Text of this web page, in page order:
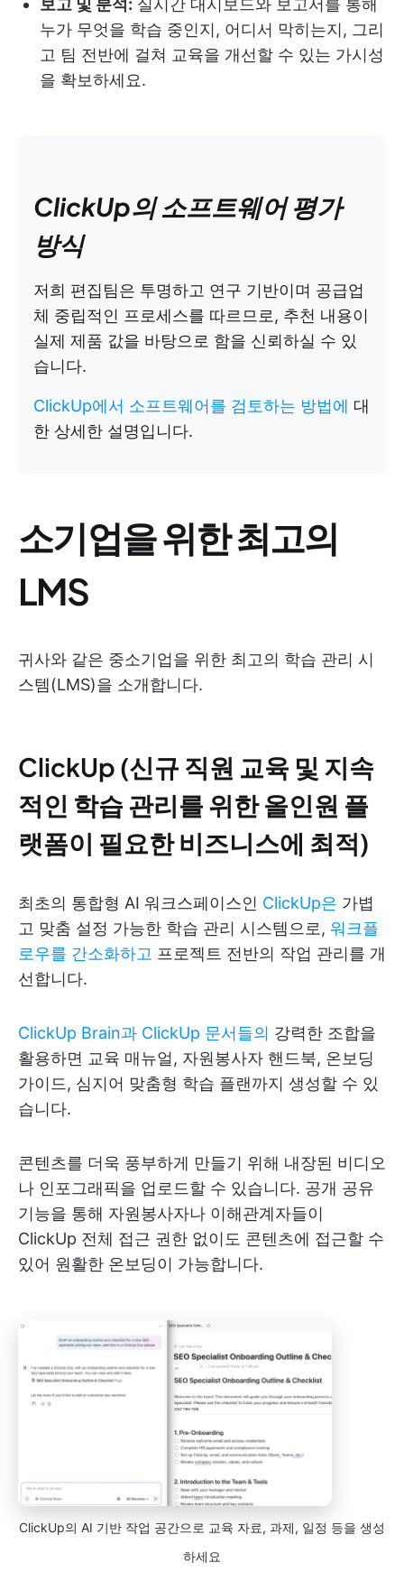
보고 및 분석: 실시간 대시보드와 보고서를 통해
누가 무엇을 학습 중인지, 어디서 막히는지, 그리
고 팀 전반에 걸쳐 교육을 개선할 수 있는 가시성
을 확보하세요.
ClickUp의 소프트웨어 평가
방식
저희 편집팀은 투명하고 연구 기반이며 공급업
체 중립적인 프로세스를 따르므로, 추천 내용이
실제 제품 값을 바탕으로 함을 신뢰하실 수 있
습니다.
ClickUp에서 소프트웨어를 검토하는 방법에 대
한 상세한 설명입니다.
소기업을 위한 최고의
LMS
귀사와 같은 중소기업을 위한 최고의 학습 관리 시
스템(LMS)을 소개합니다.
ClickUp (신규 직원 교육 및 지속
적인 학습 관리를 위한 올인원 플
랫폼이 필요한 비즈니스에 최적)
최초의 통합형 AI 워크스페이스인 ClickUp은 가볍
고 맞춤 설정 가능한 학습 관리 시스템으로, 워크플
로우를 간소화하고 프로젝트 전반의 작업 관리를 개
선합니다.
ClickUp Brain과 ClickUp 문서들의 강력한 조합을
활용하면 교육 매뉴얼, 자원봉사자 핸드북, 온보딩
가이드, 심지어 맞춤형 학습 플랜까지 생성할 수 있
습니다.
콘텐츠를 더욱 풍부하게 만들기 위해 내장된 비디오
나 인포그래픽을 업로드할 수 있습니다. 공개 공유
기능을 통해 자원봉사자나 이해관계자들이
ClickUp 전체 접근 권한 없이도 콘텐츠에 접근할 수
있어 원활한 온보딩이 가능합니다.
ClickUp의 AI 기반 작업 공간으로 교육 자료, 과제, 일정 등을 생성
하세요